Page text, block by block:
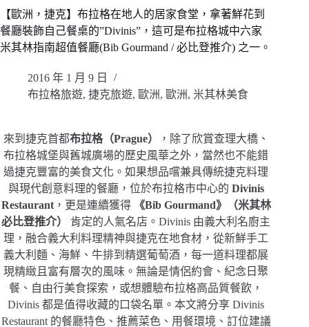
【歐洲，捷克】布拉格在地人的居家食堂，拿著鮮花到
餐廳裝飾自己餐桌的”Divinis”，這可是布拉格城中六家
米其林指南超值餐廳(Bib Gourmand / 必比登推介) 之一。
2016 年 1 月 9 日
布拉格旅遊, 捷克旅遊, 歐洲, 歐洲, 米其林美食
來到捷克首都布拉格（Prague）
，除了欣賞查理大橋、
布拉格城堡與舊城廣場的歷史風華之外，當然也不能錯
過捷克豐富的美食文化。如果想品嚐兼具傳統捷克料理
與現代創意料理的餐廳，位於布拉格市中心的 Divinis
Restaurant，更是連續獲得
《Bib Gourmand》（米其林
必比登推介）
肯定的人氣名店。Divinis 由義大利名廚主
理，融合義大利料理精神與捷克在地食材，從新鮮手工
義大利麵、海鮮、牛排到精選葡萄酒，每一道料理都展
現精緻且富有層次的風味。無論是情侶約會、紀念日聚
餐、自由行美食探索，或想體驗布拉格高品質餐飲，
Divinis 都是值得收藏的口袋名單。本文將分享 Divinis
Restaurant 的餐廳特色、推薦菜色、用餐環境、訂位建議